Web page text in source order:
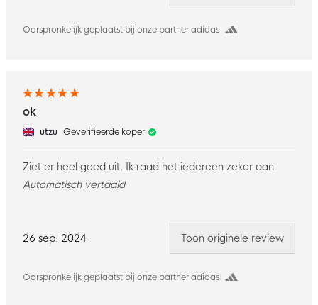
Oorspronkelijk geplaatst bij onze partner adidas
26 sep. 2024
Oorspronkelijk geplaatst bij onze partner adidas
ok
utzu Geverifieerde koper
Ziet er heel goed uit. Ik raad het iedereen zeker aan
Automatisch vertaald
Toon originele review